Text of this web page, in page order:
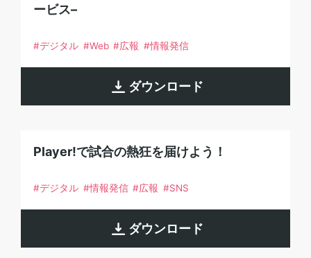
ービス–
デジタル Web 広報 情報発信
ダウンロード
Player!で試合の熱狂を届けよう！
デジタル 情報発信 広報 SNS
ダウンロード